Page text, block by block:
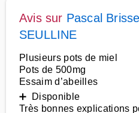
Avis sur Pascal
SEULLINE
Plusieurs pots de miel
Pots de 500mg
Essaim d’abeilles
➕ Disponible
Très bonnes explications